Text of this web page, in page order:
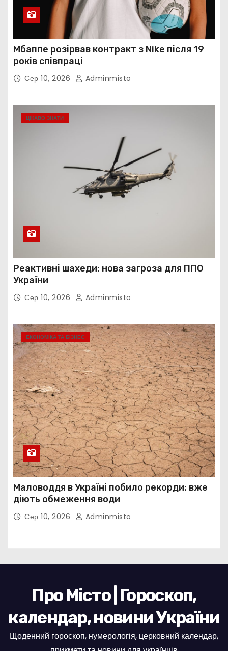
Мбаппе розірвав контракт з Nike після 19
років співпраці
Сер 10, 2026 Adminmisto
ЦІКАВО ЗНАТИ
Реактивні шахеди: нова загроза для ППО
України
Сер 10, 2026 Adminmisto
ЕКОНОМІКА ТА БІЗНЕС
Маловоддя в Україні побило рекорди: вже
діють обмеження води
Сер 10, 2026 Adminmisto
Про Місто | Гороскоп,
календар, новини України
Щоденний гороскоп, нумерологія, церковний календар,